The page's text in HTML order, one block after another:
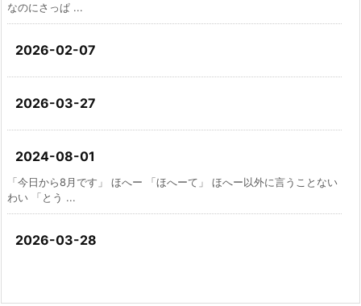
なのにさっぱ ...
2026-02-07
2026-03-27
2024-08-01
「今日から8月です」 ほへー 「ほへーて」 ほへー以外に言うことない
わい 「とう ...
2026-03-28